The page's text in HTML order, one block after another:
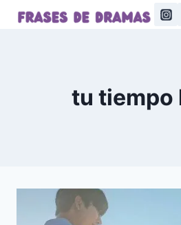
Saltar
tu tiempo